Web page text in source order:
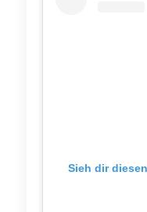
Sieh dir